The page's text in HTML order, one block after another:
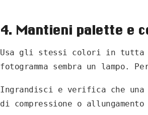
4. Mantieni palette e
Usa gli stessi colori in tutta
fotogramma sembra un
Ingrandisci e verifica che
di compressione o